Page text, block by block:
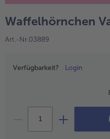
alle Obst
alle Süße Vielfalt
Confiserie &
alle Küchenhelfer
Waffelhörnchen
Art.-Nr.03889
Preisangabe
Verfügbarkeit? Login